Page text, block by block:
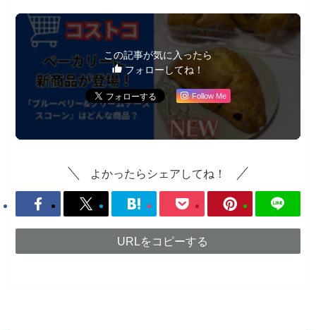
この記事が気に入ったら
フォローしてね！
Follow Me
よかったらシェアしてね！
URLをコピーする